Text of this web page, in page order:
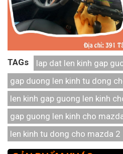
TAGs
lap dat len kinh gap
gap duong len kinh tu dong
len kinh gap guong len kinh
gap guong len kinh cho
len kinh tu dong cho mazda 2